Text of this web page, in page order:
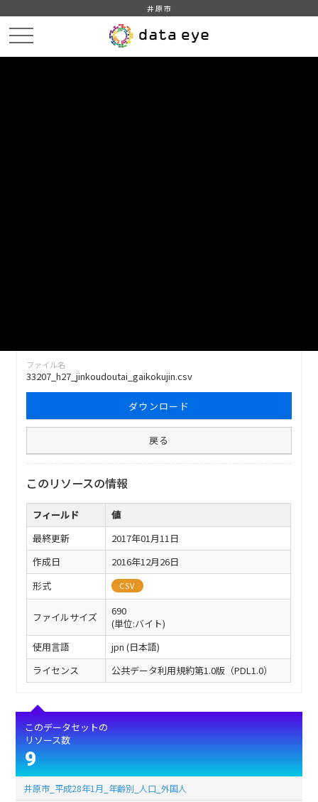
井原市
ファイル名
33207_h27_jinkoudoutai_gaikokujin.csv
ダウンロード
戻る
このリソースの情報
フィールド
値
最終更新
2017年01月11日
作成日
2016年12月26日
形式
CSV
ファイルサイズ
690
(単位:バイト)
使用言語
jpn (日本語)
ライセンス
公共データ利用規約第1.0版（PDL1.0）
このデータセットの
リソース数
9
井原市_平成28年1月_年齢別_人口_外国人